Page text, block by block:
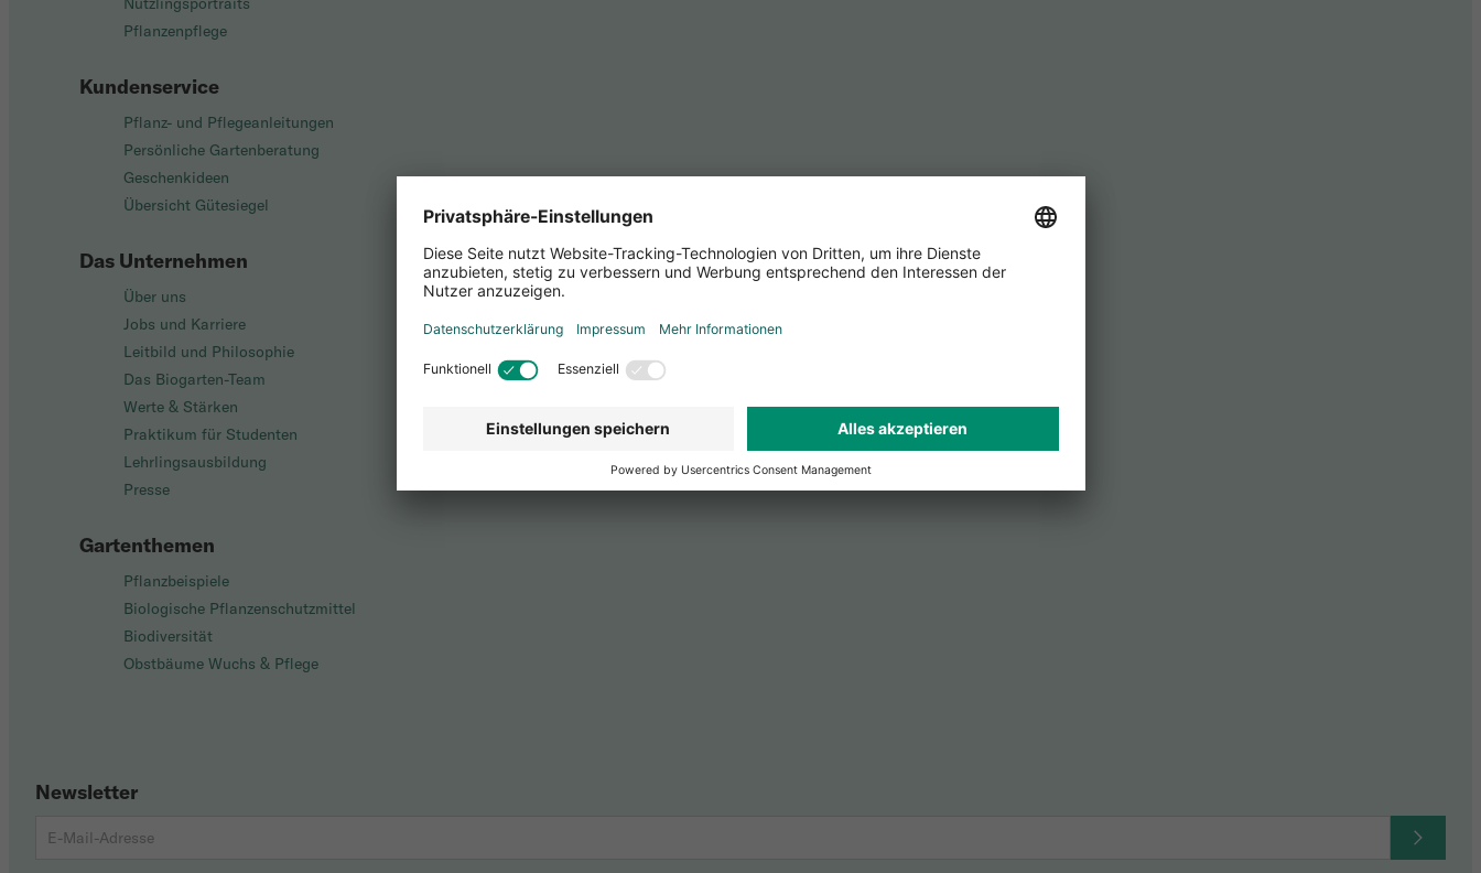
Pflanzenpflege
Kundenservice
Pflanz- und Pflegeanleitungen
Persönliche Gartenberatung
Geschenkideen
Übersicht Gütesiegel
Das Unternehmen
Über uns
Jobs und Karriere
Leitbild und Philosophie
Das Biogarten-Team
Werte & Stärken
Praktikum für Studenten
Lehrlingsausbildung
Presse
Gartenthemen
Pflanzbeispiele
Biologische Pflanzenschutzmittel
Biodiversität
Obstbäume Wuchs & Pflege
Newsletter